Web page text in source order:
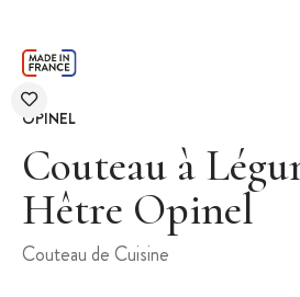
OPINEL
Couteau à
Hêtre Opinel
Couteau de Cuisine